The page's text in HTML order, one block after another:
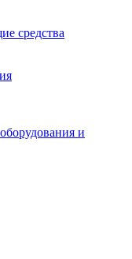
средства
и